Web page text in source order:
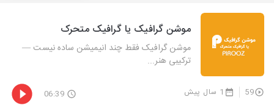
موشن گرافیک یا گرافیک متحرک
موشن گرافیک فقط چند انیمیشن ساده نیست —
ترکیبی هنر...
59 1 سال پیش 06:39